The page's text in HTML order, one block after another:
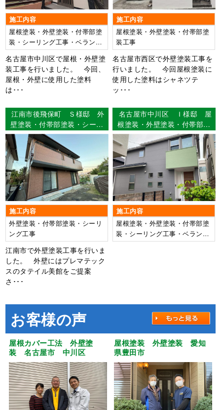
施工内容
屋根塗装・外壁塗装・付帯部塗
装・シーリング工事・ベランダ
防水工事
名古屋市中川区で屋根・外壁塗
装工事を行いました。 今回、
屋根・外壁に使用した塗料
は･･･
施工内容
屋根塗装・外壁塗装・付帯部塗
装工事
名古屋市西区で外壁塗装工事を
行いました。 今回屋根塗装に
使用した塗料はシャネツテ
ッ･･･
江南市後飛保町 Ｓ様邸 外
壁塗装・付帯部塗装・シーリ
ング工事 【使用塗料】外
壁：タテイル美館
施工内容
外壁塗装・付帯部塗装・シーリ
ング工事
江南市で外壁塗装工事を行いま
した。 外壁にはプレマテック
スのタテイル美館をご提案
さ･･･
名古屋市中川区 Ｉ様邸 屋
根塗装・外壁塗装・付帯部塗
装・シーリング工事・ベラン
ダ防水工事 【使用塗料】屋
根：リファイン500Si-IR 外
壁：艶消しリファイン
施工内容
屋根塗装・外壁塗装・付帯部塗
装・シーリング工事・ベランダ
防水工事
お客様の声
屋根カバー工法 外壁塗
装 名古屋市 中川区
屋根塗装 外壁塗装 愛知
県豊田市